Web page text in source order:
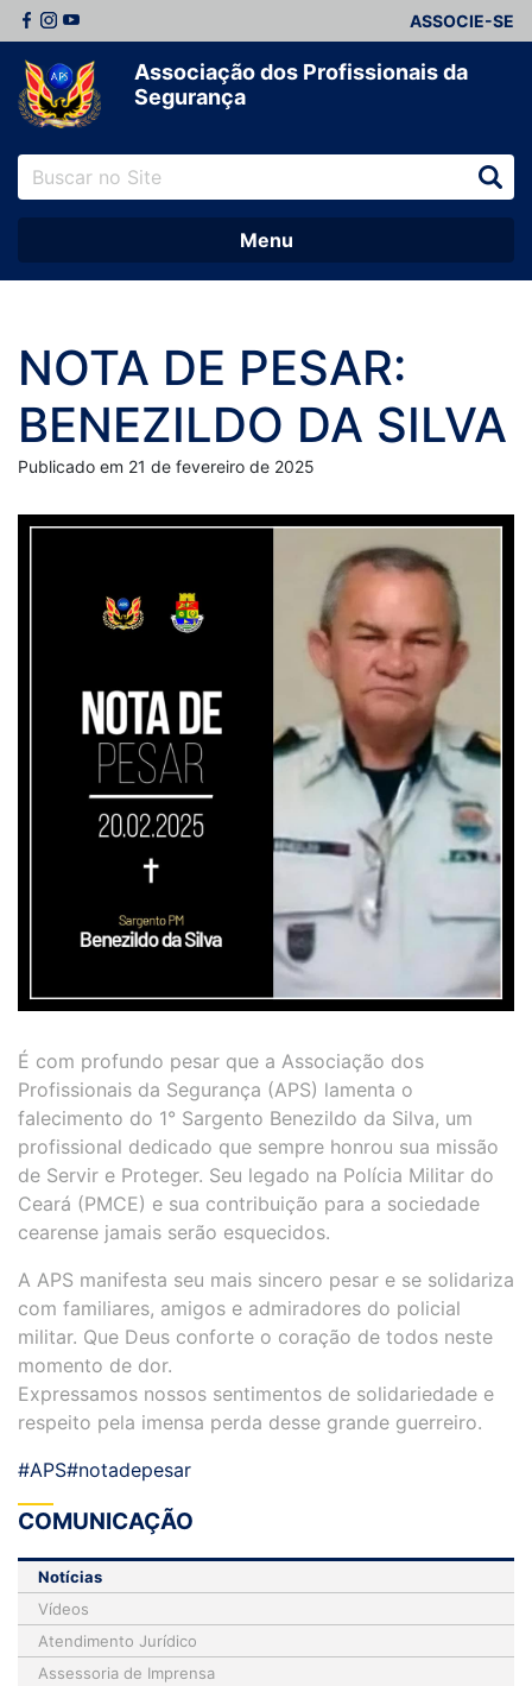
ASSOCIE-SE
Associação dos Profissionais da
Segurança
Menu
NOTA DE PESAR:
BENEZILDO DA SILVA
Publicado em 21 de fevereiro de 2025
É com profundo pesar que a Associação dos
Profissionais da Segurança (APS) lamenta o
falecimento do 1° Sargento Benezildo da Silva, um
profissional dedicado que sempre honrou sua missão
de Servir e Proteger. Seu legado na Polícia Militar do
Ceará (PMCE) e sua contribuição para a sociedade
cearense jamais serão esquecidos.
A APS manifesta seu mais sincero pesar e se solidariza
com familiares, amigos e admiradores do policial
militar. Que Deus conforte o coração de todos neste
momento de dor.
Expressamos nossos sentimentos de solidariedade e
respeito pela imensa perda desse grande guerreiro.
#APS#notadepesar
COMUNICAÇÃO
Notícias
Vídeos
Atendimento Jurídico
Assessoria de Imprensa